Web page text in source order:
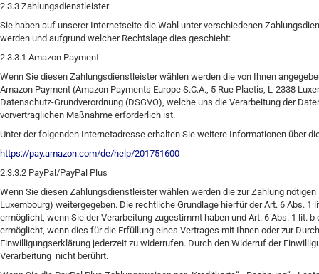
2.3.3 Zahlungsdienstleister
Sie haben auf unserer Internetseite die Wahl unter verschiedenen
werden und aufgrund welcher Rechtslage dies geschieht:
2.3.3.1 Amazon Payment
Wenn Sie diesen Zahlungsdienstleister wählen werden die von Ihnen
Amazon Payment (Amazon Payments Europe S.C.A., 5 Rue Plaetis, L-2338
Datenschutz-Grundverordnung (DSGVO), welche uns die Verarbeitung der
vorvertraglichen Maßnahme erforderlich ist.
Unter der folgenden Internetadresse erhalten Sie weitere Informationen über
https://pay.amazon.com/de/help/201751600
2.3.3.2 PayPal/PayPal Plus
Wenn Sie diesen Zahlungsdienstleister wählen werden die zur Zahlung nötigen
Luxembourg) weitergegeben. Die rechtliche Grundlage hierfür der Art. 6 Abs.
ermöglicht, wenn Sie der Verarbeitung zugestimmt haben und Art. 6 Abs. 1 lit.
ermöglicht, wenn dies für die Erfüllung eines Vertrages mit Ihnen oder zur
Einwilligungserklärung jederzeit zu widerrufen. Durch den Widerruf der
Verarbeitung nicht berührt.